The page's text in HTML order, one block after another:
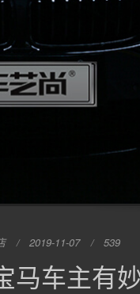
2019-11-07 539
车主有妙